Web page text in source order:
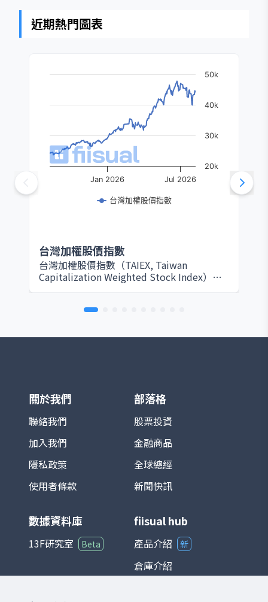
近期熱門圖表
台灣加權股價指數
Jan 2026 Jul 2026
20k
30k
40k
50k
台灣加權股價指數
台灣加權股價指數（TAIEX, Taiwan
Capitalization Weighted Stock Index）由
有在證交所上市的普通股為編製範圍，採用
積電、鴻海等）對指數影響最為顯著。基期
導體及電子製造重鎮，相關族群在指數中權
重極高，使其走勢往往與全球科技產業景氣
循環高度連動。 在投資應用上，TAIEX 不僅
融商品（如期貨、選擇權）以及各類基金的
參考標的。整體而言，台灣加權股價指數能
夠綜合反映台灣經濟與產業發展狀況，是國
際與本地投資人衡量台股的重要指標。
關於我們
聯絡我們
加入我們
隱私政策
使用者條款
部落格
股票投資
金融商品
全球總經
新聞快訊
數據資料庫
13F研究室 Beta
fiisual hub
產品介紹 新
倉庫介紹